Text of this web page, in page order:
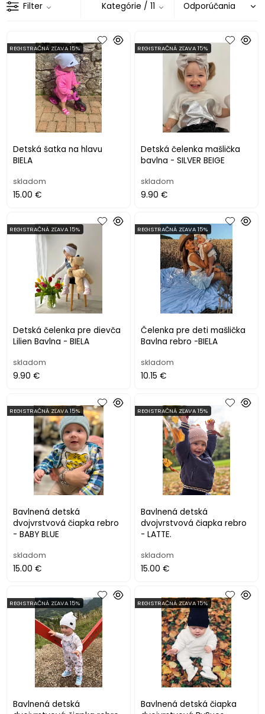
Filter Kategórie / 11
Detská šatka na hlavu
BIELA
REGISTRAČNÁ ZĽAVA 15%
skladom
15.00 €
Detská čelenka mašlička
bavlna - SILVER BEIGE
REGISTRAČNÁ ZĽAVA 15%
skladom
9.90 €
Detská čelenka pre dievča
Lilien Bavlna - BIELA
REGISTRAČNÁ ZĽAVA 15%
skladom
9.90 €
Čelenka pre deti mašlička
Bavlna rebro -BIELA
REGISTRAČNÁ ZĽAVA 15%
skladom
10.15 €
Bavlnená detská
dvojvrstvová čiapka rebro
- BABY BLUE
REGISTRAČNÁ ZĽAVA 15%
skladom
15.00 €
Bavlnená detská
dvojvrstvová čiapka rebro
- LATTE.
REGISTRAČNÁ ZĽAVA 15%
skladom
15.00 €
Bavlnená detská
REGISTRAČNÁ ZĽAVA 15%
Bavlnená detská čiapka
REGISTRAČNÁ ZĽAVA 15%